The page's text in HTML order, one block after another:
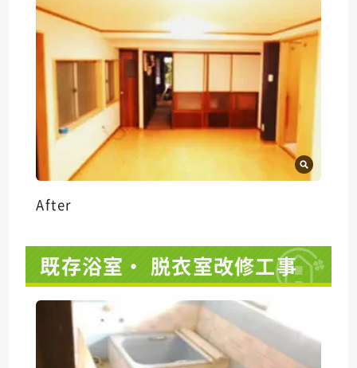
After
既存浴室・ 脱衣室改修工事